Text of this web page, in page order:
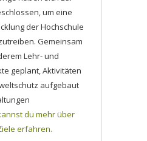
um eine
der Hochschule
Gemeinsam
Lehr- und
geplant, Aktivitäten
aufgebaut
du mehr über
erfahren.